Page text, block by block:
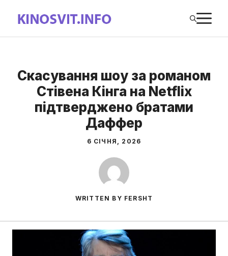
вмісту
Скасування шоу за романом
Стівена Кінга на Netflix
підтверджено братами
Даффер
6 СІЧНЯ, 2026
WRITTEN BY FERSHT